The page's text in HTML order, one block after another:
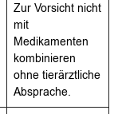
Zur Vorsicht nicht
mit
Medikamenten
kombinieren
ohne tierärztliche
Absprache.